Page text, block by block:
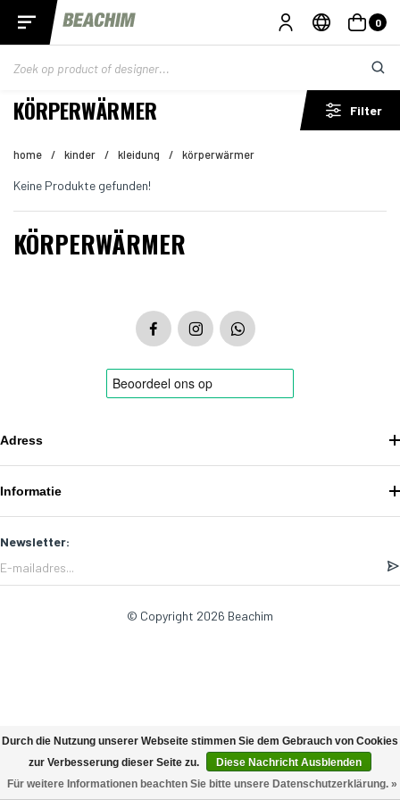
0
KÖRPERWÄRMER Filter
home / kinder / kleidung / körperwärmer
Keine Produkte gefunden!
KÖRPERWÄRMER
Adress
Informatie
Newsletter:
© Copyright 2026 Beachim
Durch die Nutzung unserer Webseite stimmen Sie dem Gebrauch von Cookies
zur Verbesserung dieser Seite zu.
Diese Nachricht Ausblenden
Für weitere Informationen beachten Sie bitte unsere Datenschutzerklärung. »